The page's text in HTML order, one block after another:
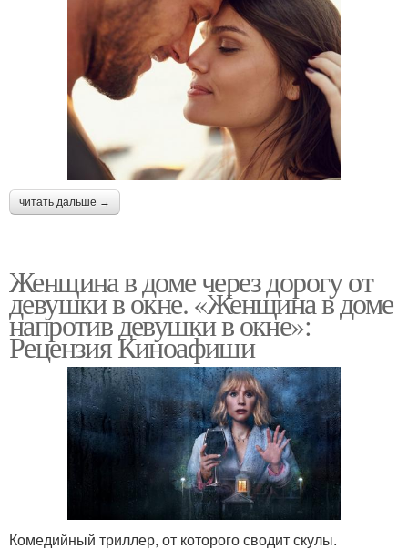
читать дальше →
Женщина в доме через дорогу от
девушки в окне. «Женщина в доме
напротив девушки в окне»:
Рецензия Киноафиши
Комедийный триллер, от которого сводит скулы.